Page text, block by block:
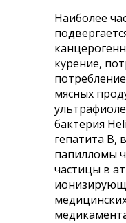
Наиболее
курение,
мясных
бактерия
гепатита В,
папилломы
частицы в